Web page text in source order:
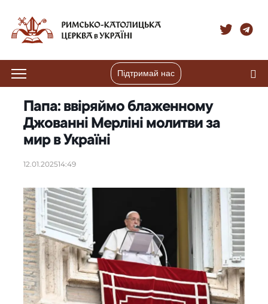
Підтримай нас
Папа: ввіряймо блаженному
Джованні Мерліні молитви за
мир в Україні
12.01.202514:49